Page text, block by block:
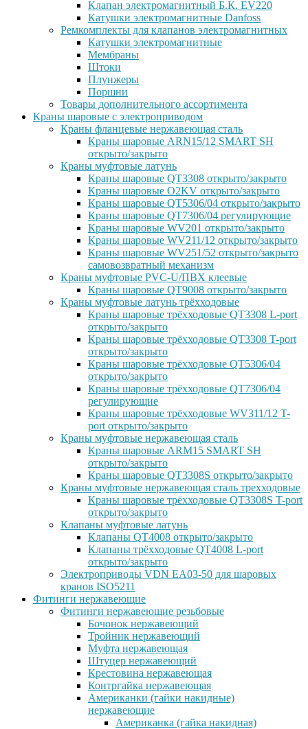
Клапан электромагнитный Б.К. EV220
Катушки электромагнитные Danfoss
Ремкомплекты для клапанов электромагнитных
Катушки электромагнитные
Мембраны
Штоки
Плунжеры
Поршни
Товары дополнительного ассортимента
Краны шаровые с электроприводом
Краны фланцевые нержавеющая сталь
Краны шаровые ARN15/12 SMART SH
открыто/закрыто
Краны муфтовые латунь
Краны шаровые QT3308 открыто/закрыто
Краны шаровые O2KV открыто/закрыто
Краны шаровые QT5306/04 открыто/закрыто
Краны шаровые QT7306/04 регулирующие
Краны шаровые WV201 открыто/закрыто
Краны шаровые WV211/12 открыто/закрыто
Краны шаровые WV251/52 открыто/закрыто
самовозвратный механизм
Краны муфтовые PVC-U/ПВХ клеевые
Краны шаровые QT9008 открыто/закрыто
Краны муфтовые латунь трёхходовые
Краны шаровые трёхходовые QT3308 L-port
открыто/закрыто
Краны шаровые трёхходовые QT3308 T-port
открыто/закрыто
Краны шаровые трёхходовые QT5306/04
открыто/закрыто
Краны шаровые трёхходовые QT7306/04
регулирующие
Краны шаровые трёхходовые WV311/12 T-
port открыто/закрыто
Краны муфтовые нержавеющая сталь
Краны шаровые ARM15 SMART SH
открыто/закрыто
Краны шаровые QT3308S открыто/закрыто
Краны муфтовые нержавеющая сталь трехходовые
Краны шаровые трёхходовые QT3308S T-port
открыто/закрыто
Клапаны муфтовые латунь
Клапаны QT4008 открыто/закрыто
Клапаны трёхходовые QT4008 L-port
открыто/закрыто
Электроприводы VDN EA03-50 для шаровых
кранов ISO5211
Фитинги нержавеющие
Фитинги нержавеющие резьбовые
Бочонок нержавеющий
Тройник нержавеющий
Муфта нержавеющая
Штуцер нержавеющий
Крестовина нержавеющая
Контргайка нержавеющая
Американки (гайки накидные)
нержавеющие
Американка (гайка накидная)